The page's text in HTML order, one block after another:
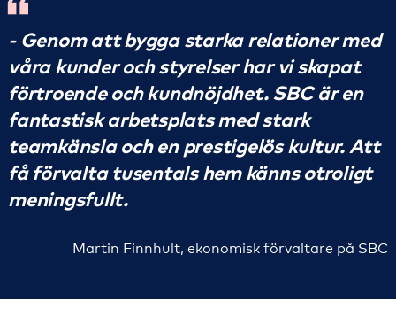
- Genom att bygga starka relationer med
våra kunder och styrelser har vi skapat
förtroende och kundnöjdhet. SBC är en
fantastisk arbetsplats med stark
teamkänsla och en prestigelös kultur. Att
få förvalta tusentals hem känns otroligt
meningsfullt.
Martin Finnhult, ekonomisk förvaltare på SBC